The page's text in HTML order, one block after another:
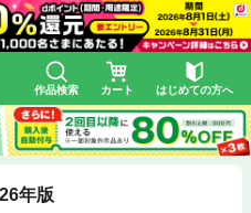
作品検索 カート はじめての方へ
年版